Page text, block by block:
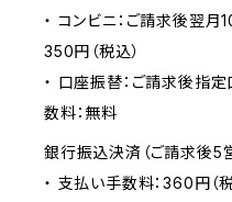
・ コンビニ：ご請求後翌月
350円（税込）
・ 口座振替：ご請求後指
数料：無料
銀行振込決済（ご請求後5
・ 支払い手数料：360円（税